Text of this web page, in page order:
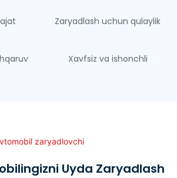
Zaryadlash uchun qulaylik
Xavfsiz va ishonchli
Uyda Zaryadlash